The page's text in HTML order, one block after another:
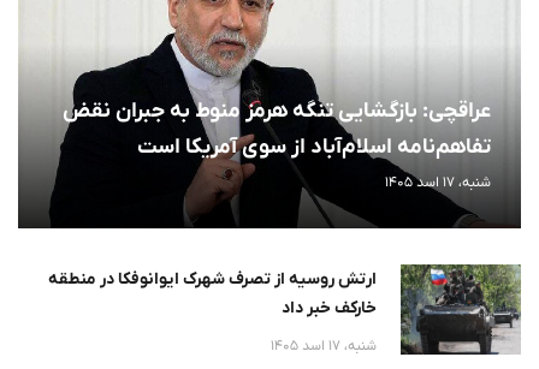
عراقچی: بازگشایی تنگه هرمز منوط به جبران نقض
تفاهم‌نامه اسلام‌آباد از سوی آمریکا است
شنبه، 17 اسد 1405
ارتش روسیه از تصرف شهرک ایوانوفکا در منطقه
خارکف خبر داد
شنبه، 17 اسد 1405